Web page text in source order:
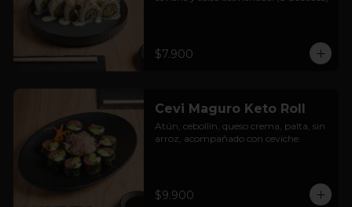
$7.900
Cevi Maguro Keto Roll
Atún, cebollín, queso crema, palta, sin
arroz, acompañado con ceviche.
$9.900